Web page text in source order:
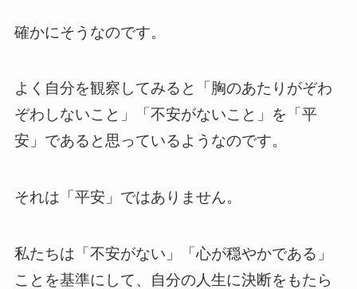
確かにそうなのです。
よく自分を観察してみると「胸のあたりがぞわ
ぞわしないこと」「不安がないこと」を「平
安」であると思っているようなのです。
それは「平安」ではありません。
私たちは「不安がない」「心が穏やかである」
ことを基準にして、自分の人生に決断をもたら